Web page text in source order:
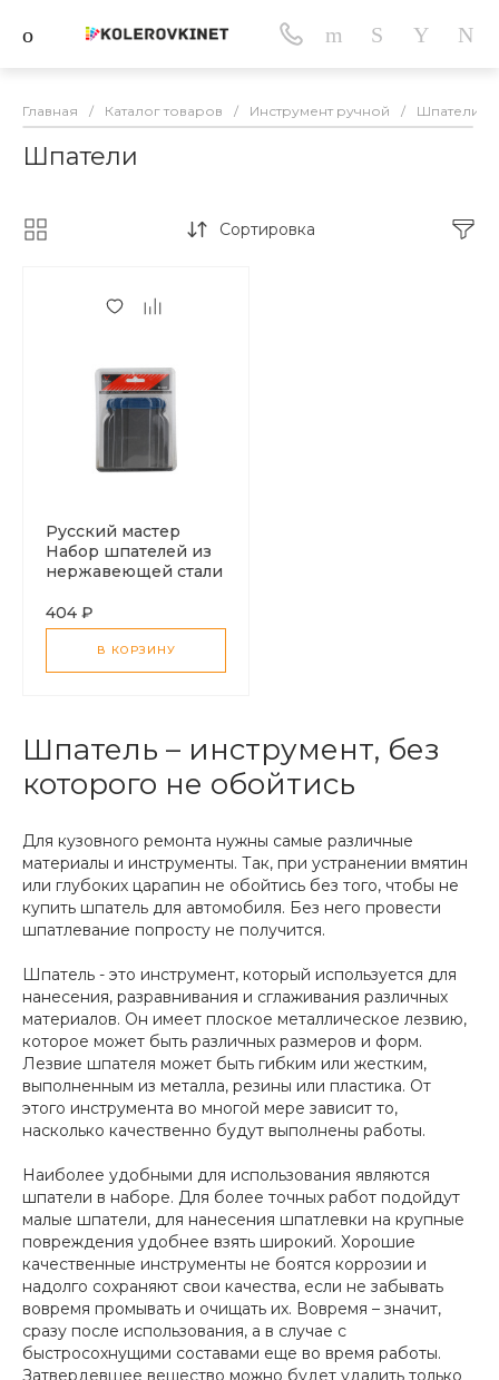
Главная / Каталог товаров / Инструмент ручной / Шпатели
Шпатели
Сортировка
Русский мастер
Набор шпателей из
нержавеющей стали
404 ₽
В КОРЗИНУ
Шпатель – инструмент, без
которого не обойтись
Для кузовного ремонта нужны самые различные
материалы и инструменты. Так, при устранении вмятин
или глубоких царапин не обойтись без того, чтобы не
купить шпатель для автомобиля. Без него провести
шпатлевание попросту не получится.
Шпатель - это инструмент, который используется для
нанесения, разравнивания и сглаживания различных
материалов. Он имеет плоское металлическое лезвию,
которое может быть различных размеров и форм.
Лезвие шпателя может быть гибким или жестким,
выполненным из металла, резины или пластика. От
этого инструмента во многой мере зависит то,
насколько качественно будут выполнены работы.
Наиболее удобными для использования являются
шпатели в наборе. Для более точных работ подойдут
малые шпатели, для нанесения шпатлевки на крупные
повреждения удобнее взять широкий. Хорошие
качественные инструменты не боятся коррозии и
надолго сохраняют свои качества, если не забывать
вовремя промывать и очищать их. Вовремя – значит,
сразу после использования, а в случае с
быстросохнущими составами еще во время работы.
Затвердевшее вещество можно будет удалить только